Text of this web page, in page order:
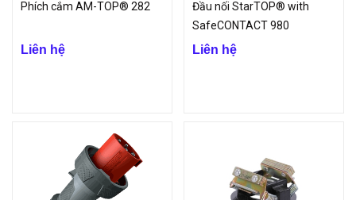
Phích cắm AM-TOP® 282
Liên hệ
Đầu nối StarTOP® with
SafeCONTACT 980
Liên hệ